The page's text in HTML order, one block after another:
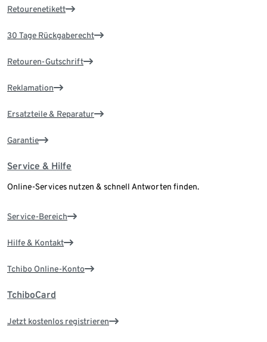
Retourenetikett
30 Tage Rückgaberecht
Retouren-Gutschrift
Reklamation
Ersatzteile & Reparatur
Garantie
Service & Hilfe
Online-Services nutzen & schnell Antworten finden.
Service-Bereich
Hilfe & Kontakt
Tchibo Online-Konto
TchiboCard
Jetzt kostenlos registrieren